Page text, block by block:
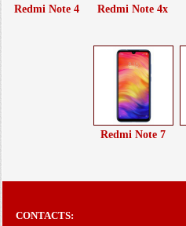
Redmi Note 4 Redmi Note 4x
Redmi Note 7
CONTACTS: